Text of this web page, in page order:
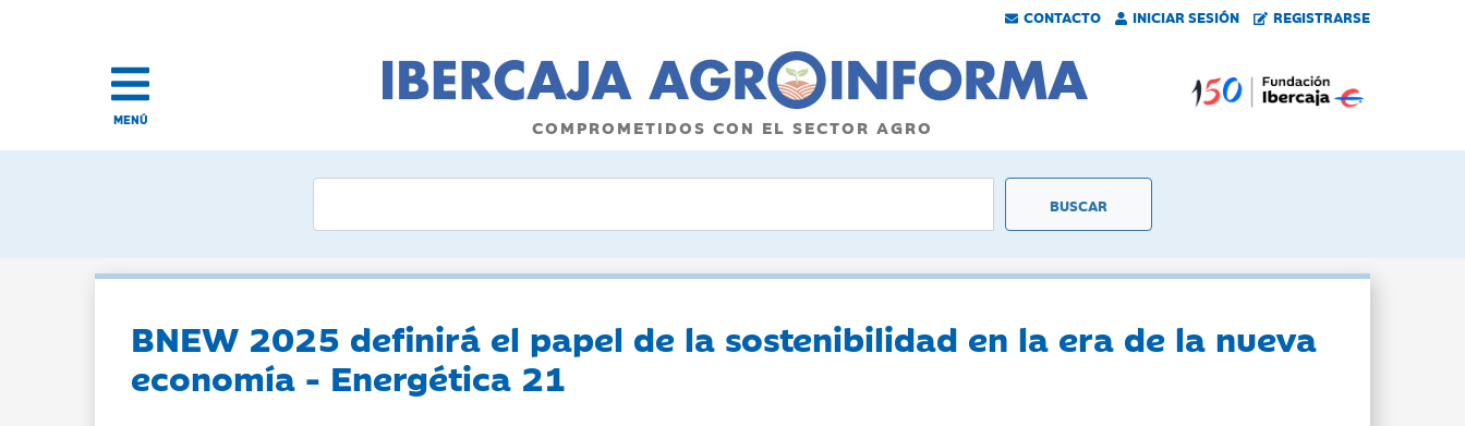
CONTACTO INICIAR SESIÓN REGISTRARSE
MENÚ COMPROMETIDOS CON EL SECTOR AGRO
BNEW 2025 definirá el papel de la sostenibilidad en la era de la nueva
economía - Energética 21